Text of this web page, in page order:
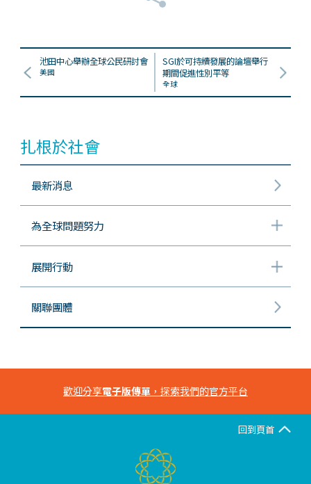
池田中心舉辦全球公民研討會
美國
SGI於可持續發展的論壇舉行
期間促進性別平等
全球
扎根於社會
最新消息
為全球問題努力
展開行動
關聯團體
歡迎分享電子版傳單 ，探索我們的官方平台
回到頁首